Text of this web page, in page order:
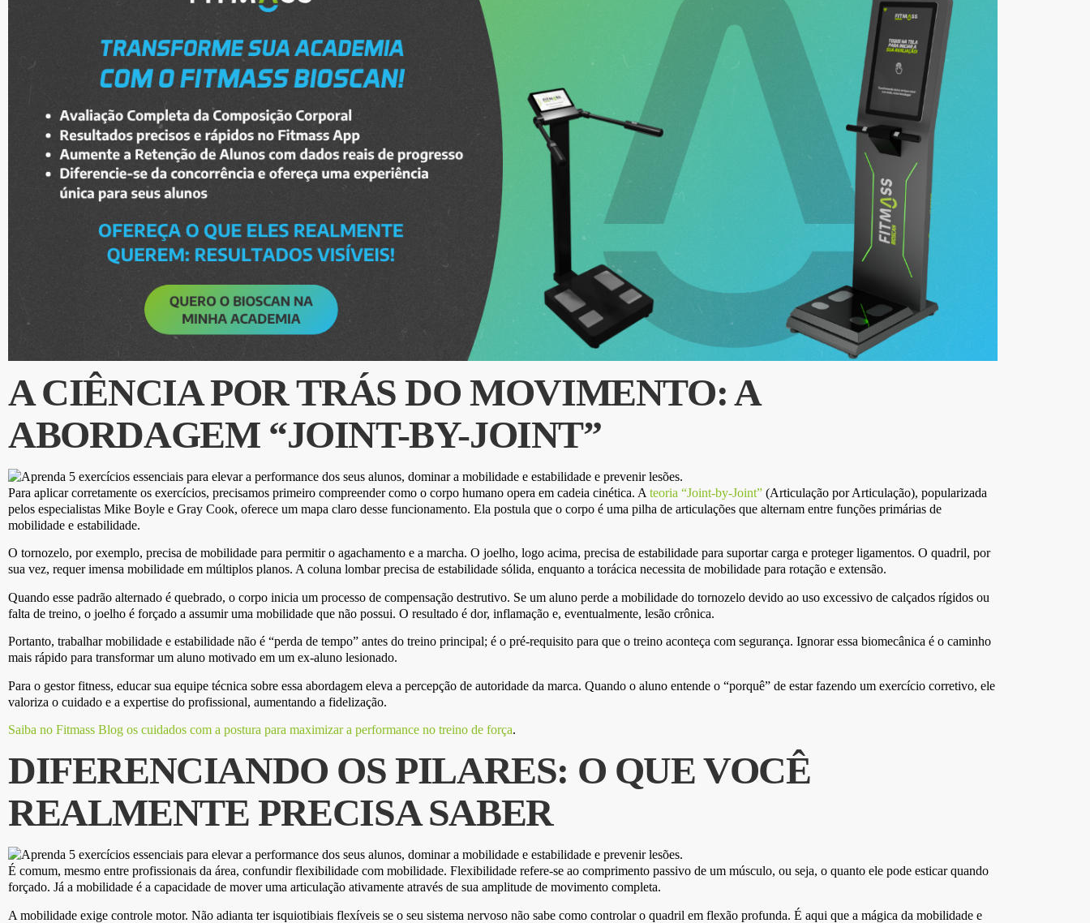
A CIÊNCIA POR TRÁS DO MOVIMENTO: A
ABORDAGEM “JOINT-BY-JOINT”
Para aplicar corretamente os exercícios, precisamos primeiro compreender como o corpo humano opera em cadeia cinética. A teoria “Joint-by-Joint” (Articulação por Articulação), popularizada
pelos especialistas Mike Boyle e Gray Cook, oferece um mapa claro desse funcionamento. Ela postula que o corpo é uma pilha de articulações que alternam entre funções primárias de
mobilidade e estabilidade.
O tornozelo, por exemplo, precisa de mobilidade para permitir o agachamento e a marcha. O joelho, logo acima, precisa de estabilidade para suportar carga e proteger ligamentos. O quadril, por
sua vez, requer imensa mobilidade em múltiplos planos. A coluna lombar precisa de estabilidade sólida, enquanto a torácica necessita de mobilidade para rotação e extensão.
Quando esse padrão alternado é quebrado, o corpo inicia um processo de compensação destrutivo. Se um aluno perde a mobilidade do tornozelo devido ao uso excessivo de calçados rígidos ou
falta de treino, o joelho é forçado a assumir uma mobilidade que não possui. O resultado é dor, inflamação e, eventualmente, lesão crônica.
Portanto, trabalhar mobilidade e estabilidade não é “perda de tempo” antes do treino principal; é o pré-requisito para que o treino aconteça com segurança. Ignorar essa biomecânica é o caminho
mais rápido para transformar um aluno motivado em um ex-aluno lesionado.
Para o gestor fitness, educar sua equipe técnica sobre essa abordagem eleva a percepção de autoridade da marca. Quando o aluno entende o “porquê” de estar fazendo um exercício corretivo, ele
valoriza o cuidado e a expertise do profissional, aumentando a fidelização.
Saiba no Fitmass Blog os cuidados com a postura para maximizar a performance no treino de força.
DIFERENCIANDO OS PILARES: O QUE VOCÊ
REALMENTE PRECISA SABER
É comum, mesmo entre profissionais da área, confundir flexibilidade com mobilidade. Flexibilidade refere-se ao comprimento passivo de um músculo, ou seja, o quanto ele pode esticar quando
forçado. Já a mobilidade é a capacidade de mover uma articulação ativamente através de sua amplitude de movimento completa.
A mobilidade exige controle motor. Não adianta ter isquiotibiais flexíveis se o seu sistema nervoso não sabe como controlar o quadril em flexão profunda. É aqui que a mágica da mobilidade e